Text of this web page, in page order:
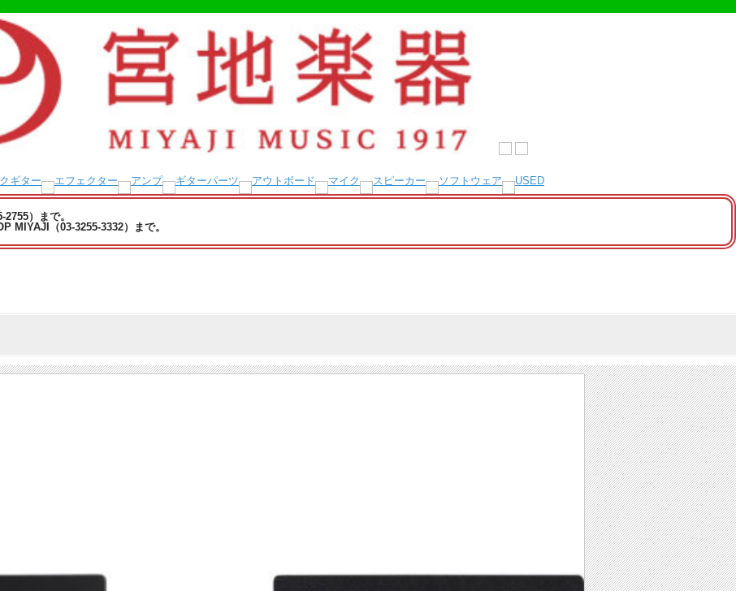
）まで。
MIYAJI（03-3255-3332）まで。